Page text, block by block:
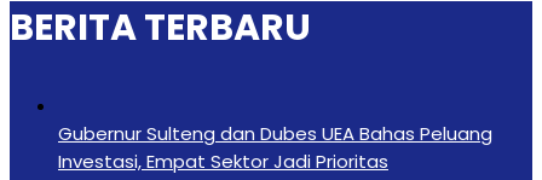
BERITA TERBARU
Gubernur Sulteng dan Dubes UEA Bahas Peluang
Investasi, Empat Sektor Jadi Prioritas